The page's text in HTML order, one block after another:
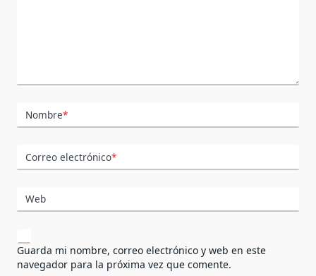
Nombre*
Correo electrónico*
Web
Guarda mi nombre, correo electrónico y web en este
navegador para la próxima vez que comente.